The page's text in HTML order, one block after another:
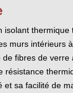
isolant thermique
murs intérieurs
fibres de verre
résistance
et sa facilité de